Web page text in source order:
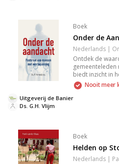
Boek
Onder de
Ontdek de
biedt inzicht in
mensen binnen
fouten en
de kerntaak van
Nooit meer
Ds. G.H. Vlijm
Uitgeverij de Banier
Boek
Helden op